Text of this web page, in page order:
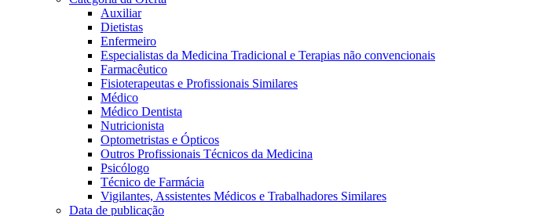
Auxiliar
Dietistas
Enfermeiro
Especialistas da Medicina Tradicional e Terapias não convencionais
Farmacêutico
Fisioterapeutas e Profissionais Similares
Médico
Médico Dentista
Nutricionista
Optometristas e Ópticos
Outros Profissionais Técnicos da Medicina
Psicólogo
Técnico de Farmácia
Vigilantes, Assistentes Médicos e Trabalhadores Similares
Data de publicação